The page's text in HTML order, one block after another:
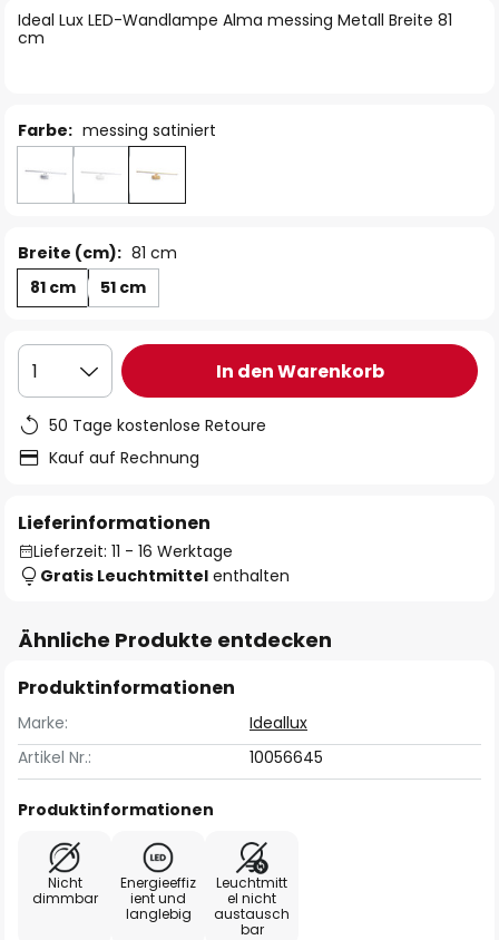
springen
Ideal Lux LED-Wandlampe Alma messing Metall Breite 81
cm
Farbe: messing satiniert
Breite (cm): 81 cm
81 cm
51 cm
1 In den Warenkorb
50 Tage kostenlose Retoure
Kauf auf Rechnung
Lieferinformationen
Lieferzeit: 11 - 16 Werktage
Gratis Leuchtmittel enthalten
Ähnliche Produkte entdecken
Produktinformationen
Marke:
Ideallux
Artikel Nr.:
10056645
Produktinformationen
Nicht
dimmbar
Energieeffiz
ient und
langlebig
Leuchtmitt
el nicht
austausch
bar